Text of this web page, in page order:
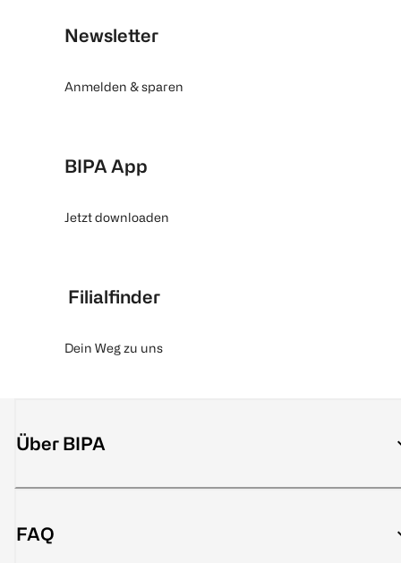
Newsletter
Anmelden & sparen
BIPA App
Jetzt downloaden
Filialfinder
Dein Weg zu uns
Über BIPA
FAQ